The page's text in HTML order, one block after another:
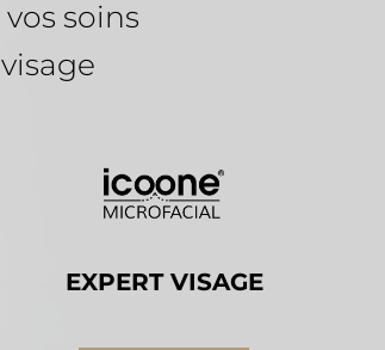
vos soins
visage
EXPERT VISAGE